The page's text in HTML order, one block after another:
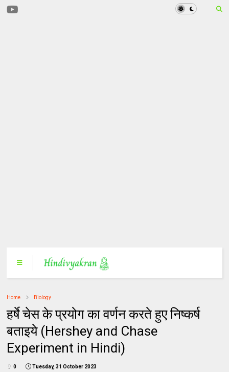
Home Biology
हर्षे चेस के प्रयोग का वर्णन करते हुए निष्कर्ष
बताइये (Hershey and Chase
Experiment in Hindi)
0 Tuesday, 31 October 2023